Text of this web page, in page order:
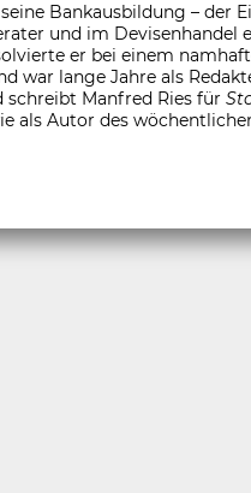
Bankausbildung – der
und im Devisenhandel
er bei einem
war lange Jahre als
schreibt Manfred Ries für
als Autor des